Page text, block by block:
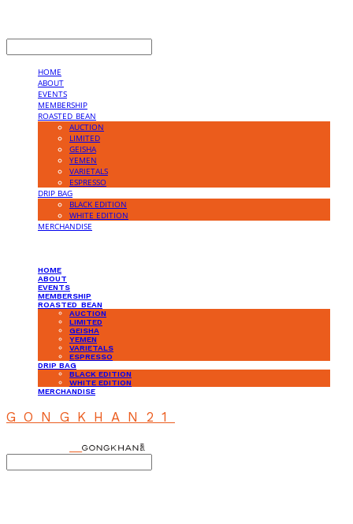
HOME
ABOUT
EVENTS
MEMBERSHIP
ROASTED_BEAN
AUCTION
LIMITED
GEISHA
YEMEN
VARIETALS
ESPRESSO
DRIP BAG
BLACK EDITION
WHITE EDITION
MERCHANDISE
HOME
ABOUT
EVENTS
MEMBERSHIP
ROASTED_BEAN
AUCTION
LIMITED
GEISHA
YEMEN
VARIETALS
ESPRESSO
DRIP BAG
BLACK EDITION
WHITE EDITION
MERCHANDISE
GONGKHAN21